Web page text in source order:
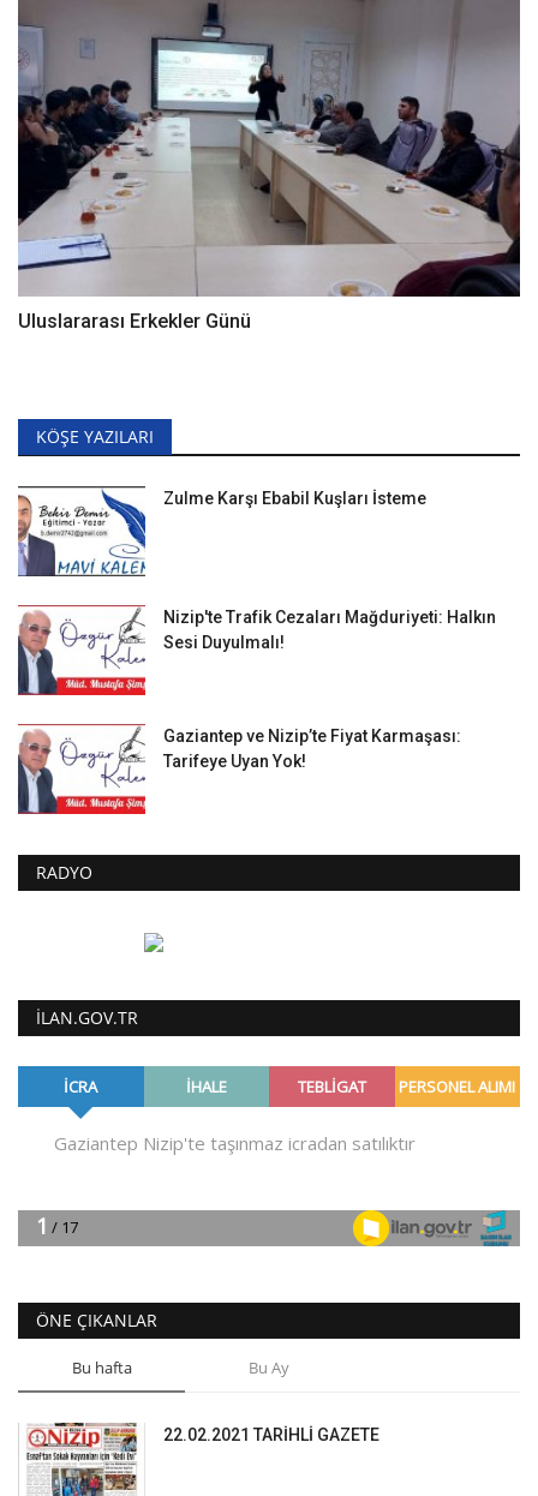
Uluslararası Erkekler Günü
KÖŞE YAZILARI
Zulme Karşı Ebabil Kuşları İsteme
Nizip'te Trafik Cezaları Mağduriyeti: Halkın
Sesi Duyulmalı!
Gaziantep ve Nizip’te Fiyat Karmaşası:
Tarifeye Uyan Yok!
RADYO
ILAN.GOV.TR
ÖNE ÇIKANLAR
Bu hafta Bu Ay
22.02.2021 TARİHLİ GAZETE